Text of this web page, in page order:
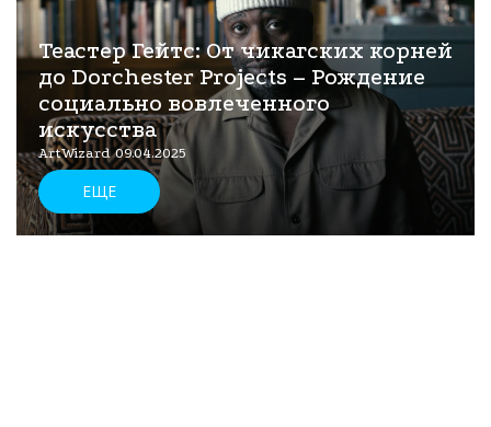
Теастер Гейтс: От чикагских корней
до Dorchester Projects – Рождение
социально вовлеченного
искусства
ArtWizard 09.04.2025
ЕЩЕ